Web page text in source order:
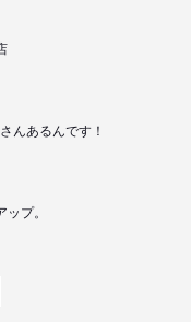
んあるんです！
プ。